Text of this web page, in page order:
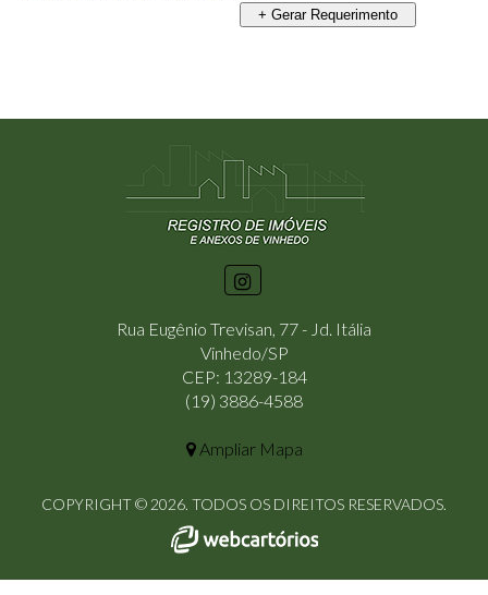
+ Gerar Requerimento
Rua Eugênio Trevisan, 77 - Jd. Itália
Vinhedo/SP
CEP: 13289-184
(19) 3886-4588
Ampliar Mapa
COPYRIGHT © 2026. TODOS OS DIREITOS RESERVADOS.